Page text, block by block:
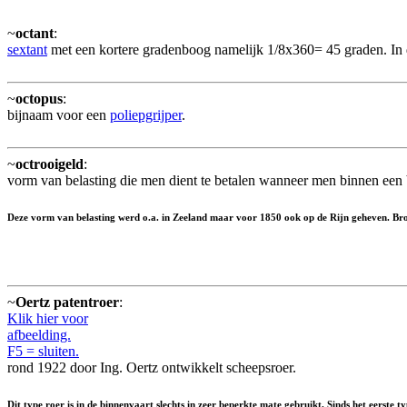
~octant:
sextant met een kortere gradenboog namelijk 1/8x360= 45 graden.
~octopus:
bijnaam voor een poliepgrijper.
~octrooigeld:
vorm van belasting die men dient te betalen wanneer men binnen
Deze vorm van belasting werd o.a. in Zeeland maar voor 1850 ook op de Rijn geheven.
~Oertz patentroer:
Klik hier voor
afbeelding.
F5 = sluiten.
rond 1922 door Ing. Oertz ontwikkelt scheepsroer.
Dit type roer is in de binnenvaart slechts in zeer beperkte mate gebruikt. Sinds het eerste